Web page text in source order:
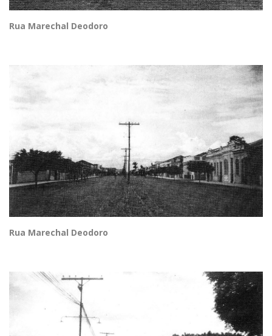
Rua Marechal Deodoro
Rua Marechal Deodoro